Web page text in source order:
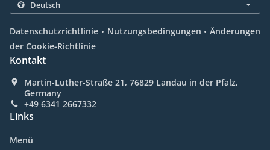
Datenschutzrichtlinie . Nutzungsbedingungen . Änderungen
der Cookie-Richtlinie
Kontakt
Martin-Luther-Straße 21, 76829 Landau in der Pfalz,
Germany
+49 6341 2667332
Links
Menü